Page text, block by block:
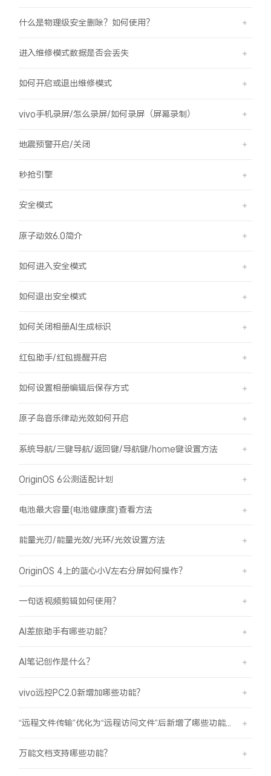
什么是物理级安全删除？如何使用？
进入维修模式数据是否会丢失
如何开启或退出维修模式
vivo手机录屏/怎么录屏/如何录屏（屏幕录制）
地震预警开启/关闭
秒抢引擎
安全模式
原子动效6.0简介
如何进入安全模式
如何退出安全模式
如何关闭相册AI生成标识
红包助手/红包提醒开启
如何设置相册编辑后保存方式
原子岛音乐律动光效如何开启
系统导航/三键导航/返回键/导航键/home键设置方法
OriginOS 6公测适配计划
电池最大容量(电池健康度)查看方法
能量光刃/能量光效/光环/光效设置方法
OriginOS 4上的蓝心小V左右分屏如何操作？
一句话视频剪辑如何使用？
AI差旅助手有哪些功能？
AI笔记创作是什么？
vivo远控PC2.0新增加哪些功能？
万能文档支持哪些功能？